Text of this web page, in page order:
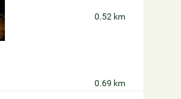
0.52 km
0.69 km